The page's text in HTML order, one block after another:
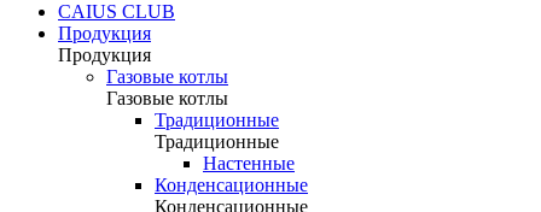
CAIUS CLUB
Продукция
Продукция
Газовые котлы
Газовые котлы
Традиционные
Традиционные
Настенные
Конденсационные
Конденсационные